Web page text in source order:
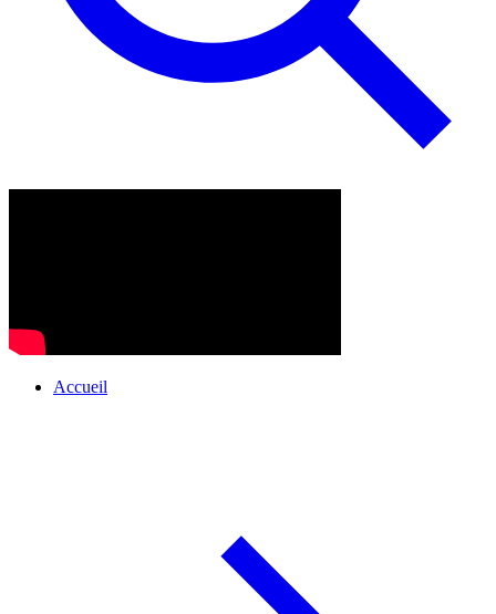
Accueil